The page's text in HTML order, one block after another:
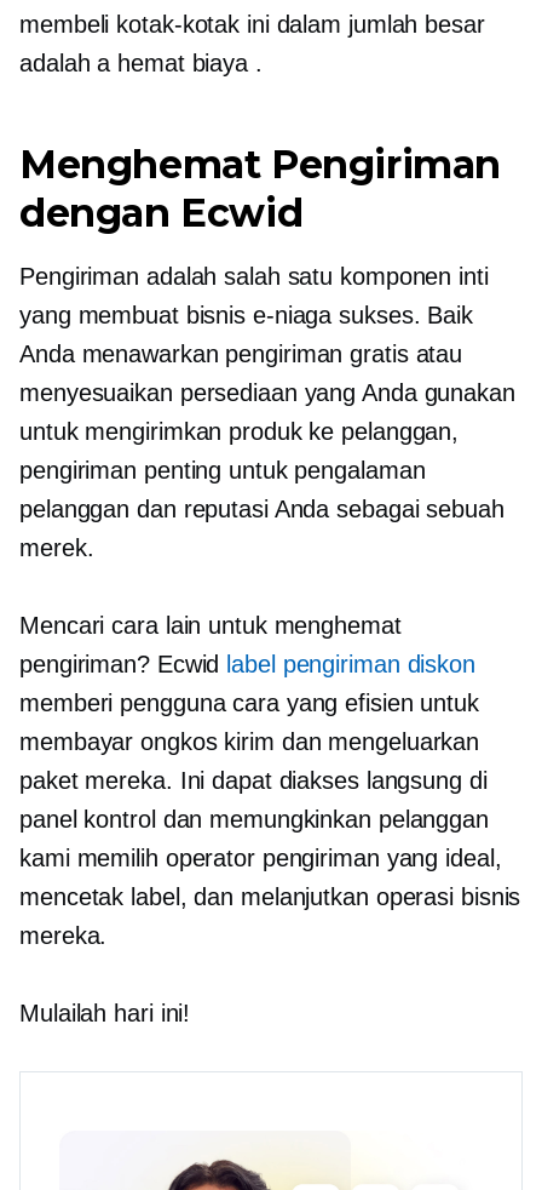
membeli kotak-kotak ini dalam jumlah besar
adalah a hemat biaya .
Menghemat Pengiriman
dengan Ecwid
Pengiriman adalah salah satu komponen inti
yang membuat bisnis e-niaga sukses. Baik
Anda menawarkan pengiriman gratis atau
menyesuaikan persediaan yang Anda gunakan
untuk mengirimkan produk ke pelanggan,
pengiriman penting untuk pengalaman
pelanggan dan reputasi Anda sebagai sebuah
merek.
Mencari cara lain untuk menghemat
pengiriman? Ecwid label pengiriman diskon
memberi pengguna cara yang efisien untuk
membayar ongkos kirim dan mengeluarkan
paket mereka. Ini dapat diakses langsung di
panel kontrol dan memungkinkan pelanggan
kami memilih operator pengiriman yang ideal,
mencetak label, dan melanjutkan operasi bisnis
mereka.
Mulailah hari ini!